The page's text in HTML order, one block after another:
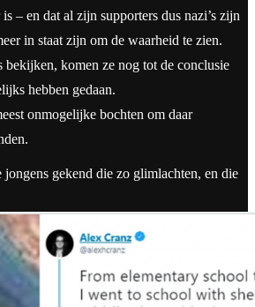
– en dat al zijn supporters dus nazi’s zijn
in staat zijn om de waarheid te zien.
bekijken, komen ze nog tot de conclusie
hebben gedaan.
onmogelijke bochten om daar
jongens gekend die zo glimlachten, en die